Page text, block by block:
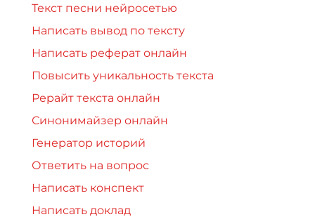
Текст песни нейросетью
Написать вывод по тексту
Написать реферат онлайн
Повысить уникальность текста
Рерайт текста онлайн
Синонимайзер онлайн
Генератор историй
Ответить на вопрос
Написать конспект
Написать доклад